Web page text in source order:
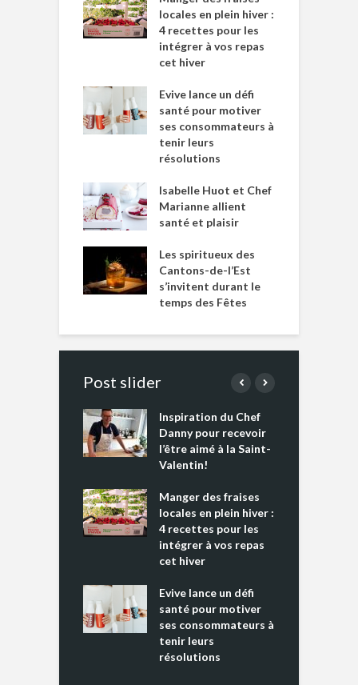
locales en plein hiver :
4 recettes pour les
intégrer à vos repas
cet hiver
Evive lance un défi
santé pour motiver
ses consommateurs à
tenir leurs
résolutions
Isabelle Huot et Chef
Marianne allient
santé et plaisir
Les spiritueux des
Cantons-de-l’Est
s’invitent durant le
temps des Fêtes
Post slider
Inspiration du Chef
Danny pour recevoir
l’être aimé à la Saint-
Valentin!
Manger des fraises
locales en plein hiver :
4 recettes pour les
intégrer à vos repas
cet hiver
Evive lance un défi
santé pour motiver
ses consommateurs à
tenir leurs
résolutions